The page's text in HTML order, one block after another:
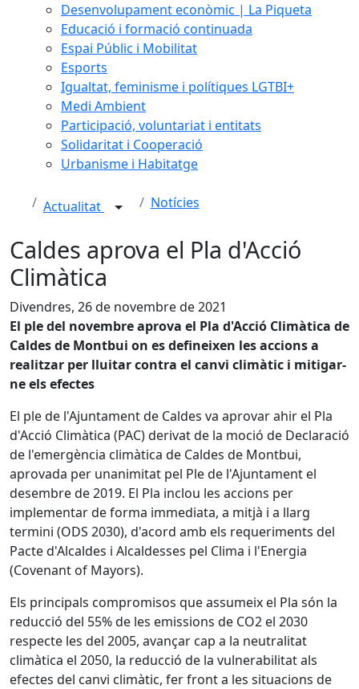
Desenvolupament econòmic | La Piqueta
Educació i formació continuada
Espai Públic i Mobilitat
Esports
Igualtat, feminisme i polítiques LGTBI+
Medi Ambient
Participació, voluntariat i entitats
Solidaritat i Cooperació
Urbanisme i Habitatge
Actualitat Notícies
Caldes aprova el Pla d'Acció
Climàtica
Divendres, 26 de novembre de 2021
El ple del novembre aprova el Pla d'Acció Climàtica de
Caldes de Montbui on es defineixen les accions a
realitzar per lluitar contra el canvi climàtic i mitigar-
ne els efectes
El ple de l'Ajuntament de Caldes va aprovar ahir el Pla
d'Acció Climàtica (PAC) derivat de la moció de Declaració
de l'emergència climàtica de Caldes de Montbui,
aprovada per unanimitat pel Ple de l'Ajuntament el
desembre de 2019. El Pla inclou les accions per
implementar de forma immediata, a mitjà i a llarg
termini (ODS 2030), d'acord amb els requeriments del
Pacte d'Alcaldes i Alcaldesses pel Clima i l'Energia
(Covenant of Mayors).
Els principals compromisos que assumeix el Pla són la
reducció del 55% de les emissions de CO2 el 2030
respecte les del 2005, avançar cap a la neutralitat
climàtica el 2050, la reducció de la vulnerabilitat als
efectes del canvi climàtic, fer front a les situacions de